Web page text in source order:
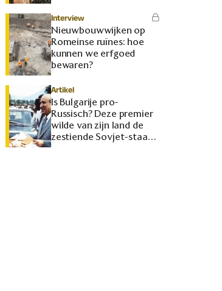
Interview
Nieuwbouwwijken op
Romeinse ruïnes: hoe
kunnen we erfgoed
bewaren?
Artikel
Is Bulgarije pro-
Russisch? Deze premier
wilde van zijn land de
zestiende Sovjet-staat
maken